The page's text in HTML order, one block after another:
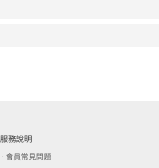
服務說明
會員常見問題